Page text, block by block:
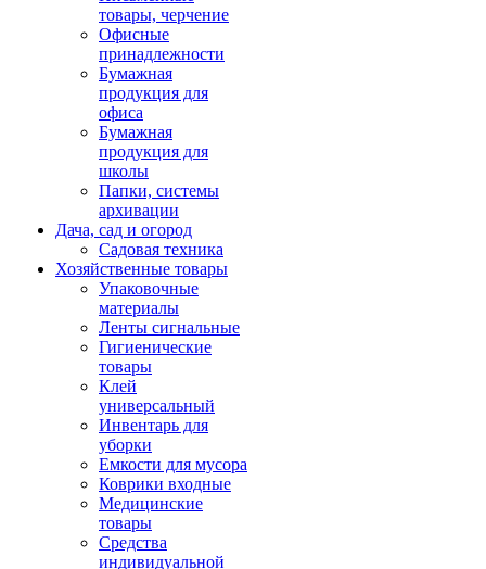
товары, черчение
Офисные
принадлежности
Бумажная
продукция для
офиса
Бумажная
продукция для
школы
Папки, системы
архивации
Дача, сад и огород
Садовая техника
Хозяйственные товары
Упаковочные
материалы
Ленты сигнальные
Гигиенические
товары
Клей
универсальный
Инвентарь для
уборки
Емкости для мусора
Коврики входные
Медицинские
товары
Средства
индивидуальной